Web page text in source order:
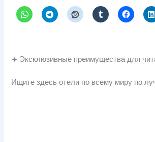
✈️ Эксклюзивные преимущества для
Ищите здесь отели по всему миру по